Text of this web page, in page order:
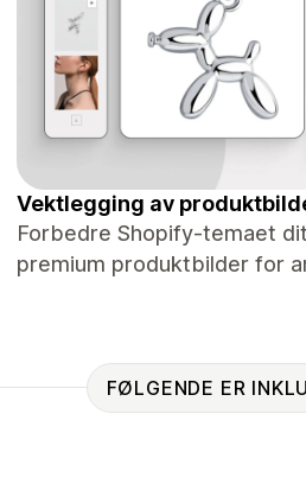
Vektlegging av
Forbedre Shopify-temaet
premium produktbilder for
FØLGENDE ER